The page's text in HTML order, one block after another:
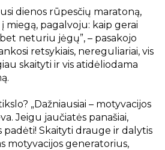
virtualios parodos
keliai Kauno rajone
dienos rūpesčių maratoną,
miegą, pagalvoju: kaip gerai
neturiu jėgų”, – pasakojo
retsykiais, nereguliariai, vis
skaityti ir vis atidėliodama
„Dažniausiai – motyvacijos
Jeigu jaučiatės panašiai,
Skaityti drauge ir dalytis
motyvacijos generatorius,